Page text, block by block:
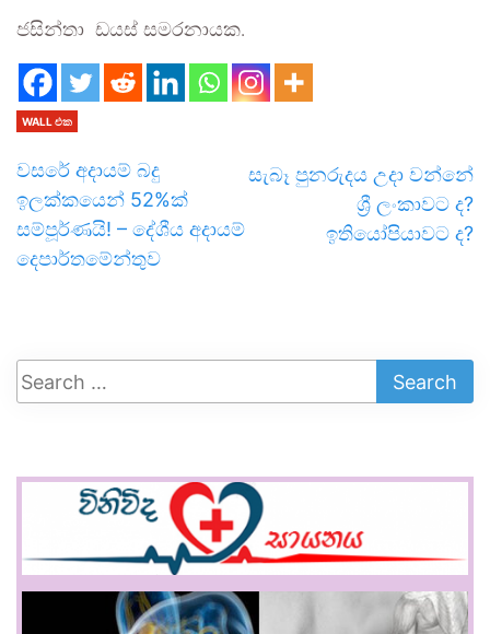
ජසින්තා ඩයස් සමරනායක.
WALL එක
වසරේ අදායම් බදු
ඉලක්කයෙන් 52%ක්
සම්පූර්ණයි! – දේශීය අදායම්
දෙපාර්තමේන්තුව
සැබෑ පුනරුදය උදා වන්නේ
ශ්‍රී ලංකාවට ද?
ඉතියෝපියාවට ද?